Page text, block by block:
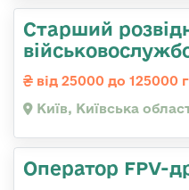
Стаpший
від 25000 до 125000
Київ, Київська
Оператор FPV-